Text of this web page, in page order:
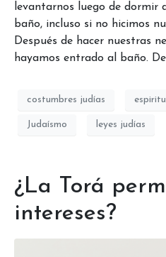
levantarnos luego de dormir
baño, incluso si no hicimos
Después de hacer nuestras
hayamos entrado al baño.
costumbres judías
Judaísmo leyes judías
¿La Torá
intereses?